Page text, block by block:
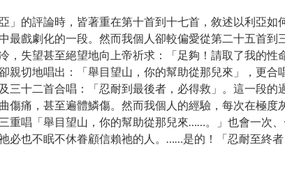
」的評論時，皆著重在第十首到十七首，敘述以利亞
最戲劇化的一段。然而我個人卻較偏愛從第二十五首
，失望甚至絕望地向上帝祈求：「足夠！請取了我的
親切地唱出：「舉目望山，你的幫助從那兒來」，更合
三十二首合唱：「忍耐到最後者，必得救」。這一段
傷痛，甚至遍體鱗傷。然而我個人的經驗，每次在極
重唱「舉目望山，你的幫助從那兒來……。」也會一次
必也不眠不休眷顧信賴祂的人。……是的！「忍耐至終者